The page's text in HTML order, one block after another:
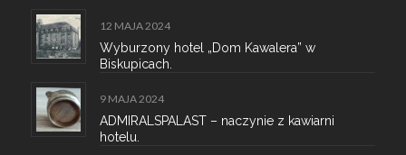
12 MAJA 2024
Wyburzony hotel „Dom Kawalera” w
Biskupicach.
9 MAJA 2024
ADMIRALSPALAST – naczynie z kawiarni
hotelu.